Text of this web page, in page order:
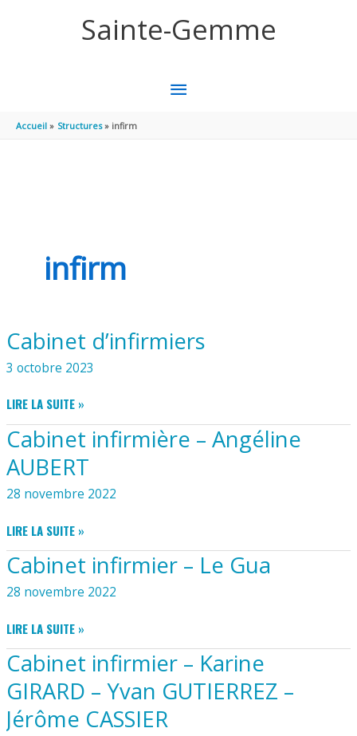
Sainte-Gemme
MENU
Accueil Structures infirm
infirm
Cabinet d’infirmiers
3 octobre 2023
CABINET
D’INFIRMIERS
LIRE LA SUITE »
Cabinet infirmière – Angéline
AUBERT
28 novembre 2022
CABINET
INFIRMIÈRE
–
AUBERT
LIRE LA SUITE »
Cabinet infirmier – Le Gua
28 novembre 2022
CABINET
INFIRMIER
–
LE
GUA
LIRE LA SUITE »
Cabinet infirmier – Karine
GIRARD – Yvan GUTIERREZ –
Jérôme CASSIER